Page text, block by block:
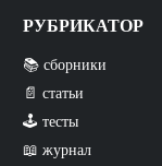
РУБРИКАТОР
📚 сборники
📄 статьи
🕹️ тесты
📖 журнал